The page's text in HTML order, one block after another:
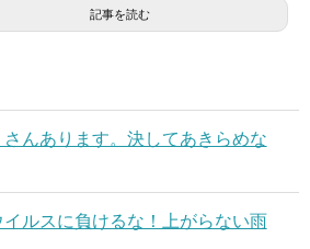
記事を読む
んあります。決してあきらめな
ルスに負けるな！上がらない雨